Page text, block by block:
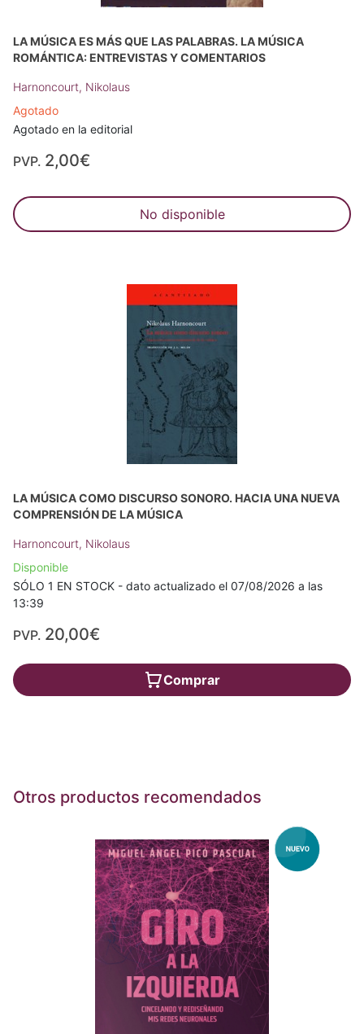
LA MÚSICA ES MÁS QUE LAS PALABRAS. LA MÚSICA
ROMÁNTICA: ENTREVISTAS Y COMENTARIOS
Harnoncourt, Nikolaus
Agotado
Agotado en la editorial
PVP. 2,00€
No disponible
LA MÚSICA COMO DISCURSO SONORO. HACIA UNA NUEVA
COMPRENSIÓN DE LA MÚSICA
Harnoncourt, Nikolaus
Disponible
SÓLO 1 EN STOCK - dato actualizado el 07/08/2026 a las
13:39
PVP. 20,00€
Comprar
Otros productos recomendados